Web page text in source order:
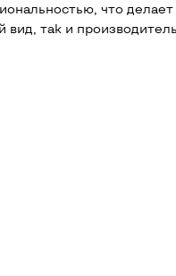
что
так и